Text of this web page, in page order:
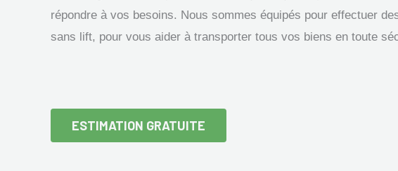
répondre à vos besoins. Nous sommes équipés pour effectuer
sans lift, pour vous aider à transporter tous vos biens en toute
ESTIMATION GRATUITE